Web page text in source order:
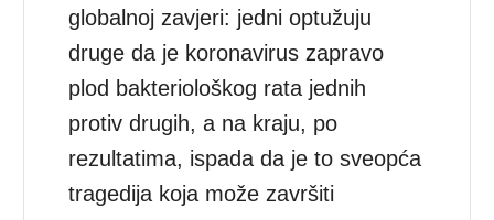
globalnoj zavjeri: jedni optužuju
druge da je koronavirus zapravo
plod bakteriološkog rata jednih
protiv drugih, a na kraju, po
rezultatima, ispada da je to sveopća
tragedija koja može završiti